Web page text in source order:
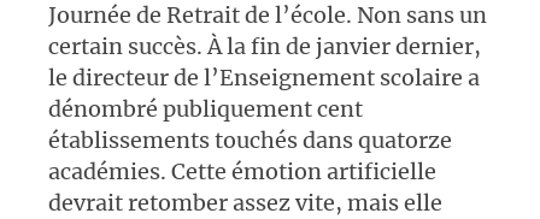
Journée de Retrait de l’école. Non sans un
certain succès. À la fin de janvier dernier,
le directeur de l’Enseignement scolaire a
dénombré publiquement cent
établissements touchés dans quatorze
académies. Cette émotion artificielle
devrait retomber assez vite, mais elle